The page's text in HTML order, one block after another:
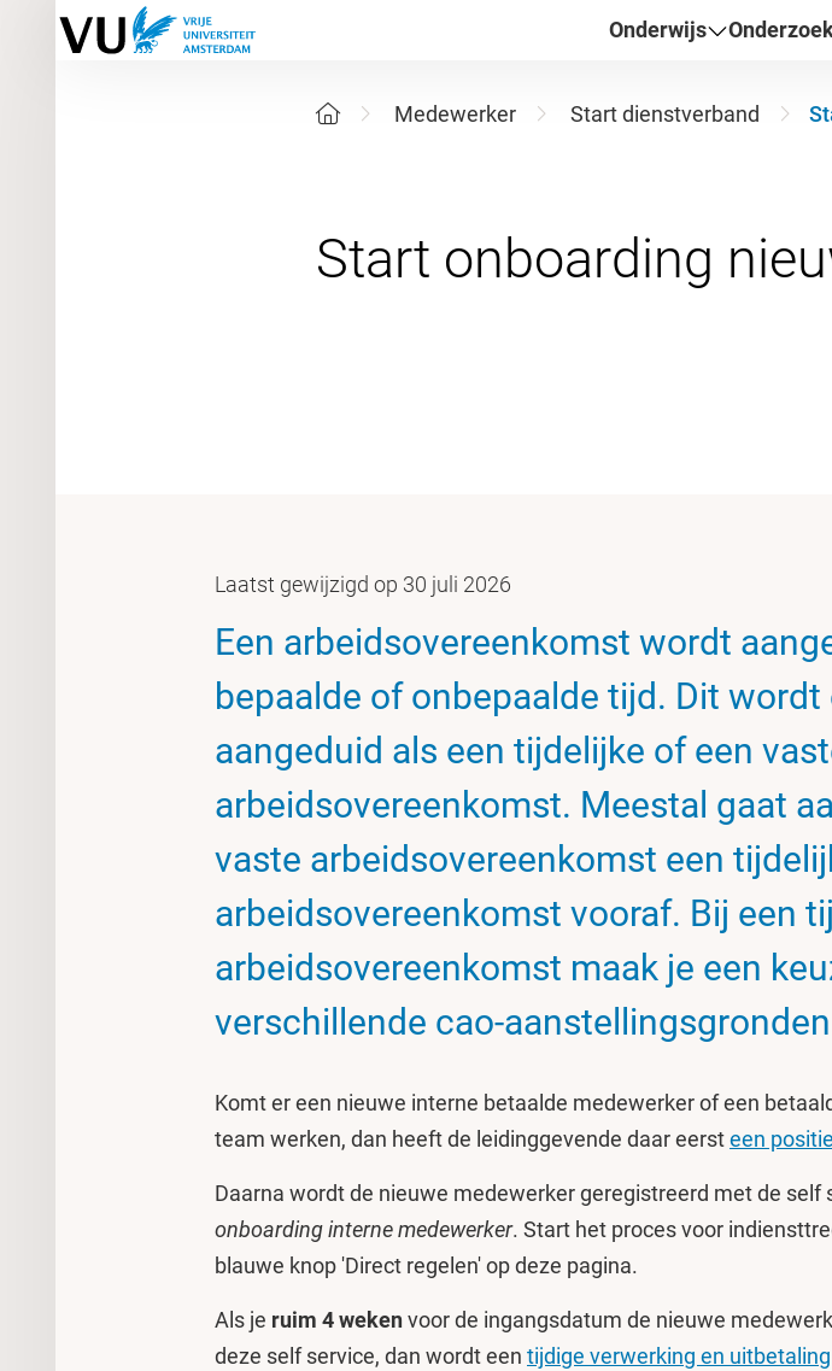
Onderwijs
Medewerker Start dienstverband
Laatst gewijzigd op 30 juli 2026
Een arbeidsovereenkomst wordt
bepaalde of onbepaalde tijd. Dit wordt
aangeduid als een tijdelijke of een
arbeidsovereenkomst. Meestal gaat
vaste arbeidsovereenkomst een
arbeidsovereenkomst vooraf. Bij een
arbeidsovereenkomst maak je een
verschillende cao-
Komt er een nieuwe interne betaalde medewerker of een
team werken, dan heeft de leidinggevende daar eersteen positie
Daarna wordt de nieuwe medewerker geregistreerd met de self
onboarding interne medewerker. Start het proces voor
blauwe knop 'Direct regelen' op deze pagina.
Als je ruim 4 wekenvoor de ingangsdatum de nieuwe
deze self service, dan wordt een tijdige verwerking en uitbetaling